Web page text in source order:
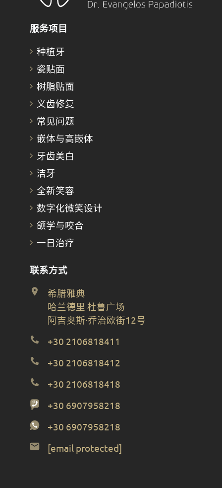
服务项目
种植牙
瓷贴面
树脂贴面
义齿修复
常见问题
嵌体与高嵌体
牙齿美白
洁牙
全新笑容
数字化微笑设计
颌学与咬合
一日治疗
联系方式
希腊雅典
哈兰德里 杜鲁广场
阿吉奥斯·乔治欧街12号
+30 2106818411
+30 2106818412
+30 2106818418
+30 6907958218
+30 6907958218
[email protected]